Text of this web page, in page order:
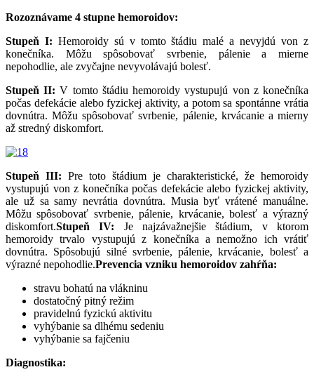
Rozoznávame 4 stupne hemoroidov:
Stupeň I: Hemoroidy sú v tomto štádiu malé a nevyjdú von z
konečníka. Môžu spôsobovať svrbenie, pálenie a mierne
nepohodlie, ale zvyčajne nevyvolávajú bolesť.
Stupeň II: V tomto štádiu hemoroidy vystupujú von z konečníka
počas defekácie alebo fyzickej aktivity, a potom sa spontánne vrátia
dovnútra. Môžu spôsobovať svrbenie, pálenie, krvácanie a mierny
až stredný diskomfort.
Stupeň III: Pre toto štádium je charakteristické, že hemoroidy
vystupujú von z konečníka počas defekácie alebo fyzickej aktivity,
ale už sa samy nevrátia dovnútra. Musia byť vrátené manuálne.
Môžu spôsobovať svrbenie, pálenie, krvácanie, bolesť a výrazný
diskomfort.Stupeň IV: Je najzávažnejšie štádium, v ktorom
hemoroidy trvalo vystupujú z konečníka a nemožno ich vrátiť
dovnútra. Spôsobujú silné svrbenie, pálenie, krvácanie, bolesť a
výrazné nepohodlie.Prevencia vzniku hemoroidov zahŕňa:
stravu bohatú na vlákninu
dostatočný pitný režim
pravidelnú fyzickú aktivitu
vyhýbanie sa dlhému sedeniu
vyhýbanie sa fajčeniu
Diagnostika: